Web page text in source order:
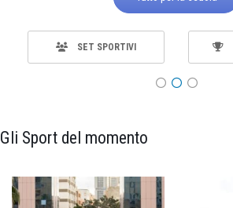
SET SPORTIVI
Gli Sport del momento